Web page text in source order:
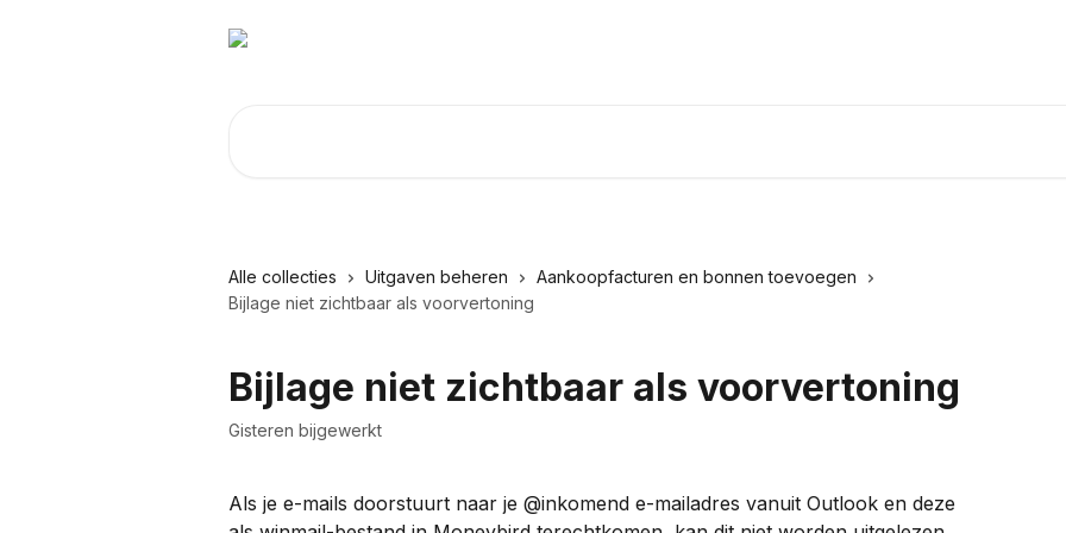
Alle collecties Uitgaven beheren
Aankoopfacturen en bonnen toevoegen
Bijlage niet zichtbaar als voorvertoning
Bijlage niet zichtbaar als voorvertoning
Gisteren bijgewerkt
Als je e-mails doorstuurt naar je @inkomend e-mailadres vanuit Outlook en deze